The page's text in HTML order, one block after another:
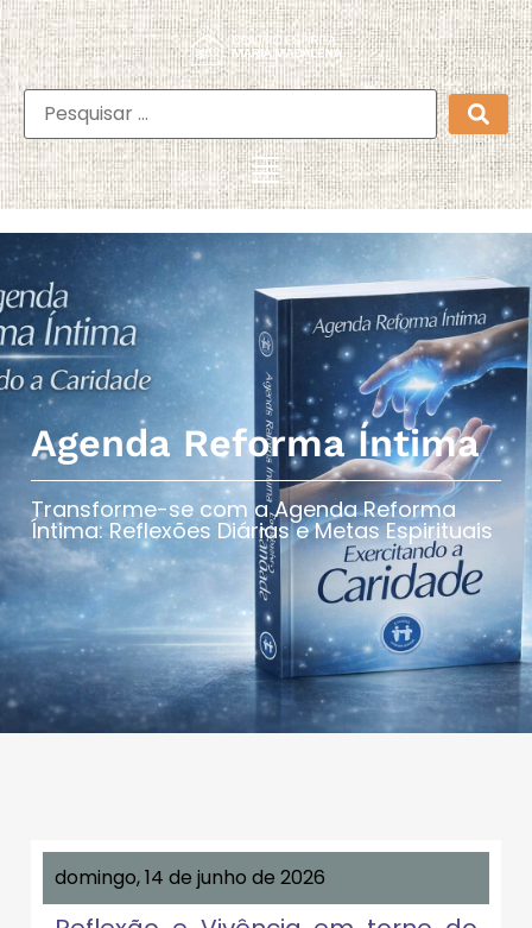
Agenda Reforma Íntima
Transforme-se com a Agenda Reforma
Íntima: Reflexões Diárias e Metas Espirituais​
domingo, 14 de junho de 2026